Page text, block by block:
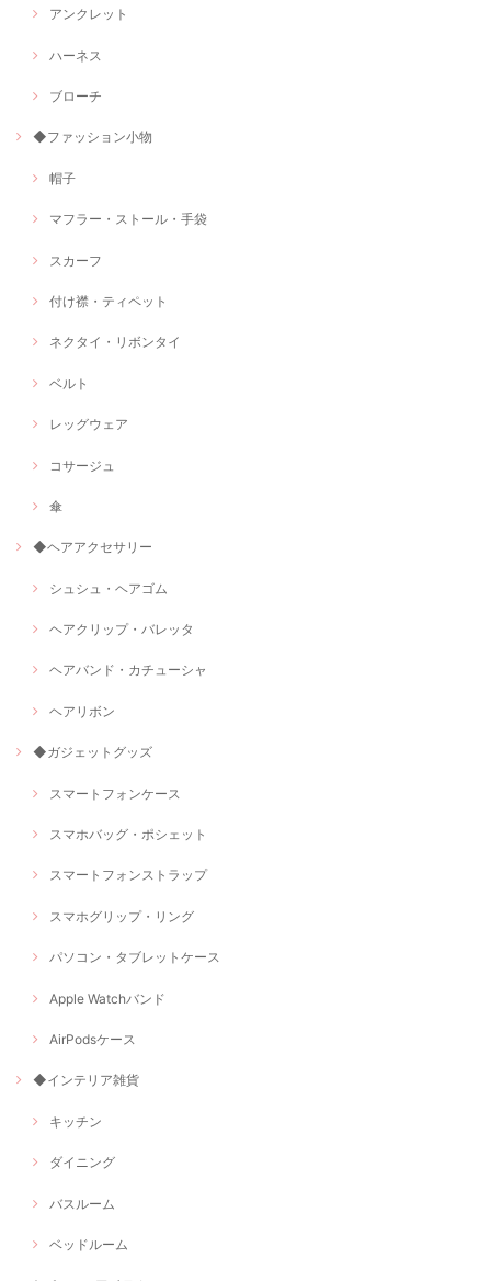
アンクレット
ハーネス
ブローチ
◆ファッション小物
帽子
マフラー・ストール・手袋
スカーフ
付け襟・ティペット
ネクタイ・リボンタイ
ベルト
レッグウェア
コサージュ
傘
◆ヘアアクセサリー
シュシュ・ヘアゴム
ヘアクリップ・バレッタ
ヘアバンド・カチューシャ
ヘアリボン
◆ガジェットグッズ
スマートフォンケース
スマホバッグ・ポシェット
スマートフォンストラップ
スマホグリップ・リング
パソコン・タブレットケース
Apple Watchバンド
AirPodsケース
◆インテリア雑貨
キッチン
ダイニング
バスルーム
ベッドルーム